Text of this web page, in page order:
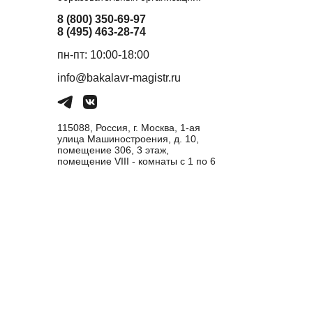
8 (800) 350-69-97
8 (495) 463-28-74
пн-пт: 10:00-18:00
info@bakalavr-magistr.ru
115088, Россия, г. Москва, 1-ая
улица Машиностроения, д. 10,
помещение 306, 3 этаж,
помещение VIII - комнаты с 1 по 6